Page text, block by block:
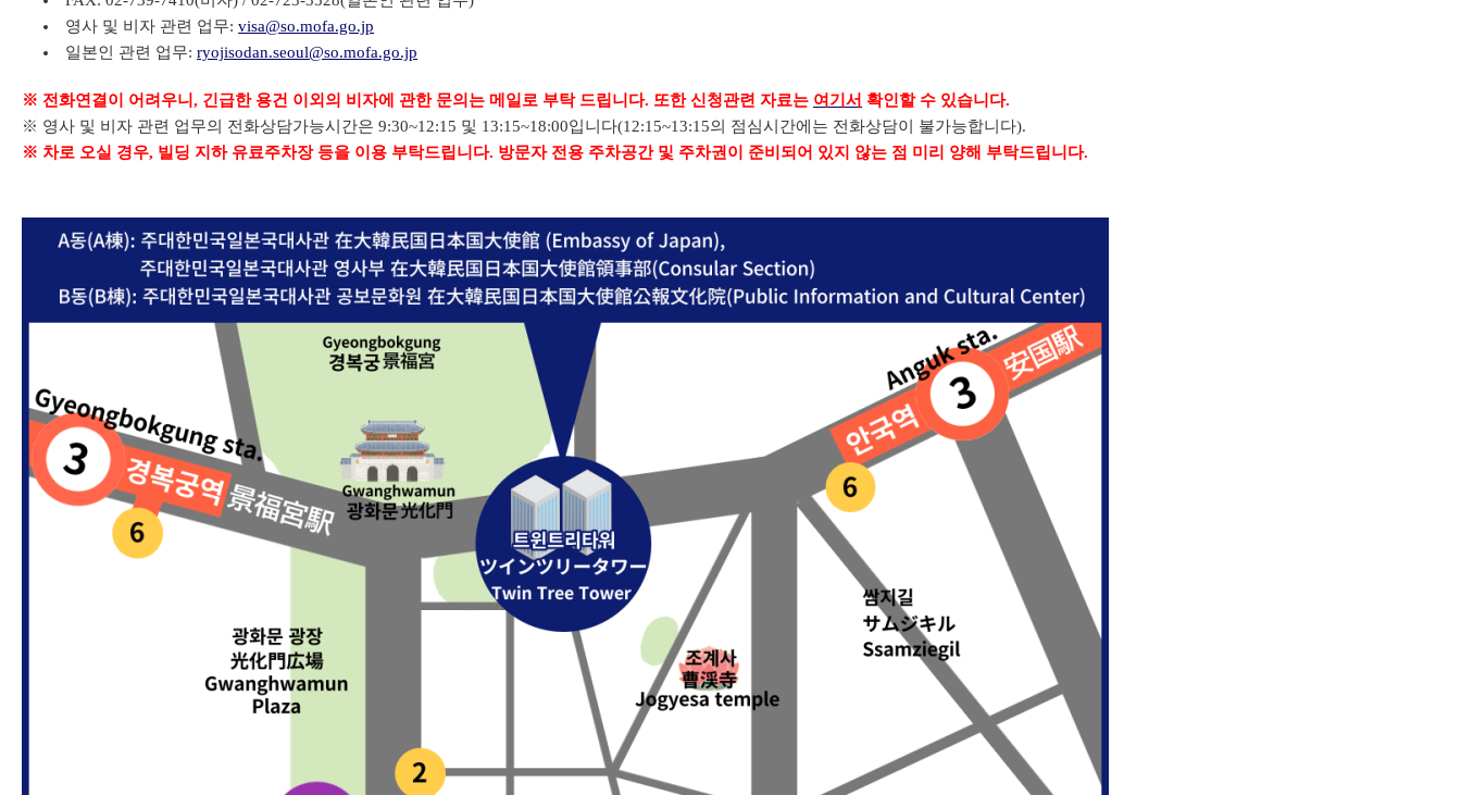
영사 및 비자 관련 업무:visa@so.mofa.go.jp
일본인 관련 업무:ryojisodan.seoul@so.mofa.go.jp
※ 전화연결이 어려우니, 긴급한 용건 이외의 비자에 관한 문의는 메일로 부탁 드립니다. 또한 신청관련 자료는 여기서 확인할 수 있습니다.
※ 영사 및 비자 관련 업무의 전화상담가능시간은 9:30~12:15 및 13:15~18:00입니다(12:15~13:15의 점심시간에는 전화상담이 불가능합니다).
※ 차로 오실 경우, 빌딩 지하 유료주차장 등을 이용 부탁드립니다. 방문자 전용 주차공간 및 주차권이 준비되어 있지 않는 점 미리 양해 부탁드립니다.